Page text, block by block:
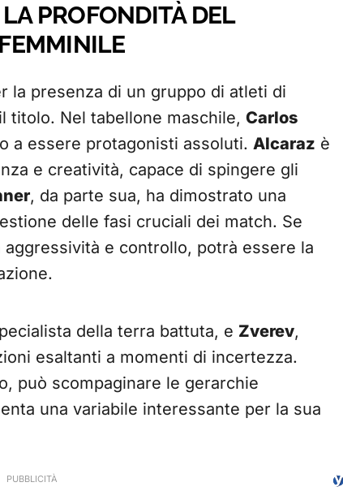
PROFONDITÀ DEL
la presenza di un gruppo di atleti di
titolo. Nel tabellone maschile, Carlos
a essere protagonisti assoluti. Alcaraz è
e creatività, capace di spingere gli
, da parte sua, ha dimostrato una
delle fasi cruciali dei match. Se
e controllo, potrà essere la
della terra battuta, e Zverev,
esaltanti a momenti di incertezza.
può scompaginare le gerarchie
una variabile interessante per la sua